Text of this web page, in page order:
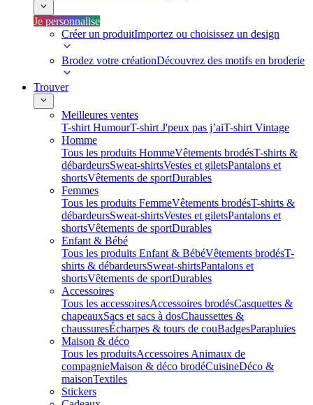
Je personnalise
Créer un produitImportez ou choisissez un design
Brodez votre créationDécouvrez des motifs en broderie
Trouver
Meilleures ventes
T-shirt HumourT-shirt J'peux pas j’aiT-shirt Vintage
Homme
Tous les produits HommeVêtements brodésT-shirts &
débardeursSweat-shirtsVestes et giletsPantalons et
shortsVêtements de sportDurables
Femmes
Tous les produits FemmeVêtements brodésT-shirts &
débardeursSweat-shirtsVestes et giletsPantalons et
shortsVêtements de sportDurables
Enfant & Bébé
Tous les produits Enfant & BébéVêtements brodésT-
shirts & débardeursSweat-shirtsPantalons et
shortsVêtements de sportDurables
Accessoires
Tous les accessoiresAccessoires brodésCasquettes &
chapeauxSacs et sacs à dosChaussettes &
chaussuresÉcharpes & tours de couBadgesParapluies
Maison & déco
Tous les produitsAccessoires Animaux de
compagnieMaison & déco brodéCuisineDéco &
maisonTextiles
Stickers